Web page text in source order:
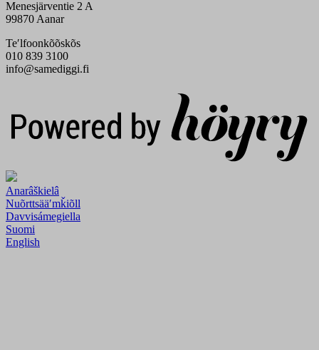
Menesjärventie 2 A
99870 Aanar
Teʹlfoonkõõskõs
010 839 3100
info@samediggi.fi
Anarâškielâ
Nuõrttsääʹmǩiõll
Davvisámegiella
Suomi
English